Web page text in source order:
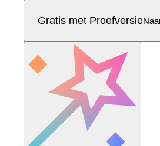
Gratis met Proefversie